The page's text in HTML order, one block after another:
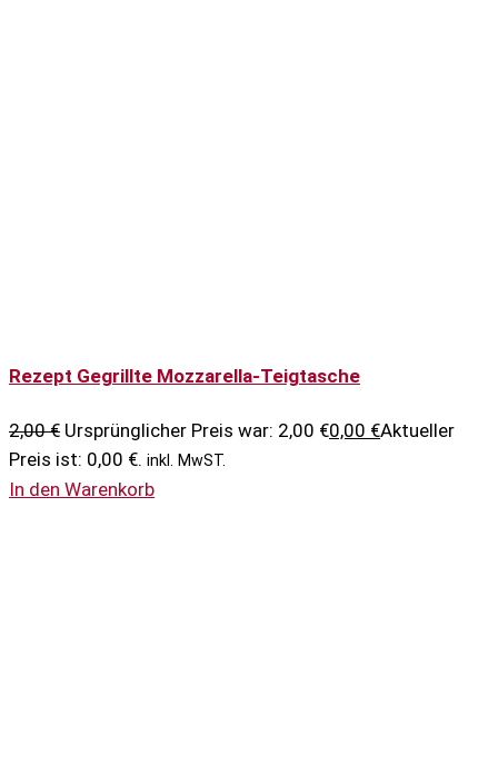
Rezept Gegrillte Mozzarella-Teigtasche
2,00€ Ursprünglicher Preis war: 2,00 €0,00 €Aktueller
Preis ist: 0,00 €. inkl. MwST.
In den Warenkorb